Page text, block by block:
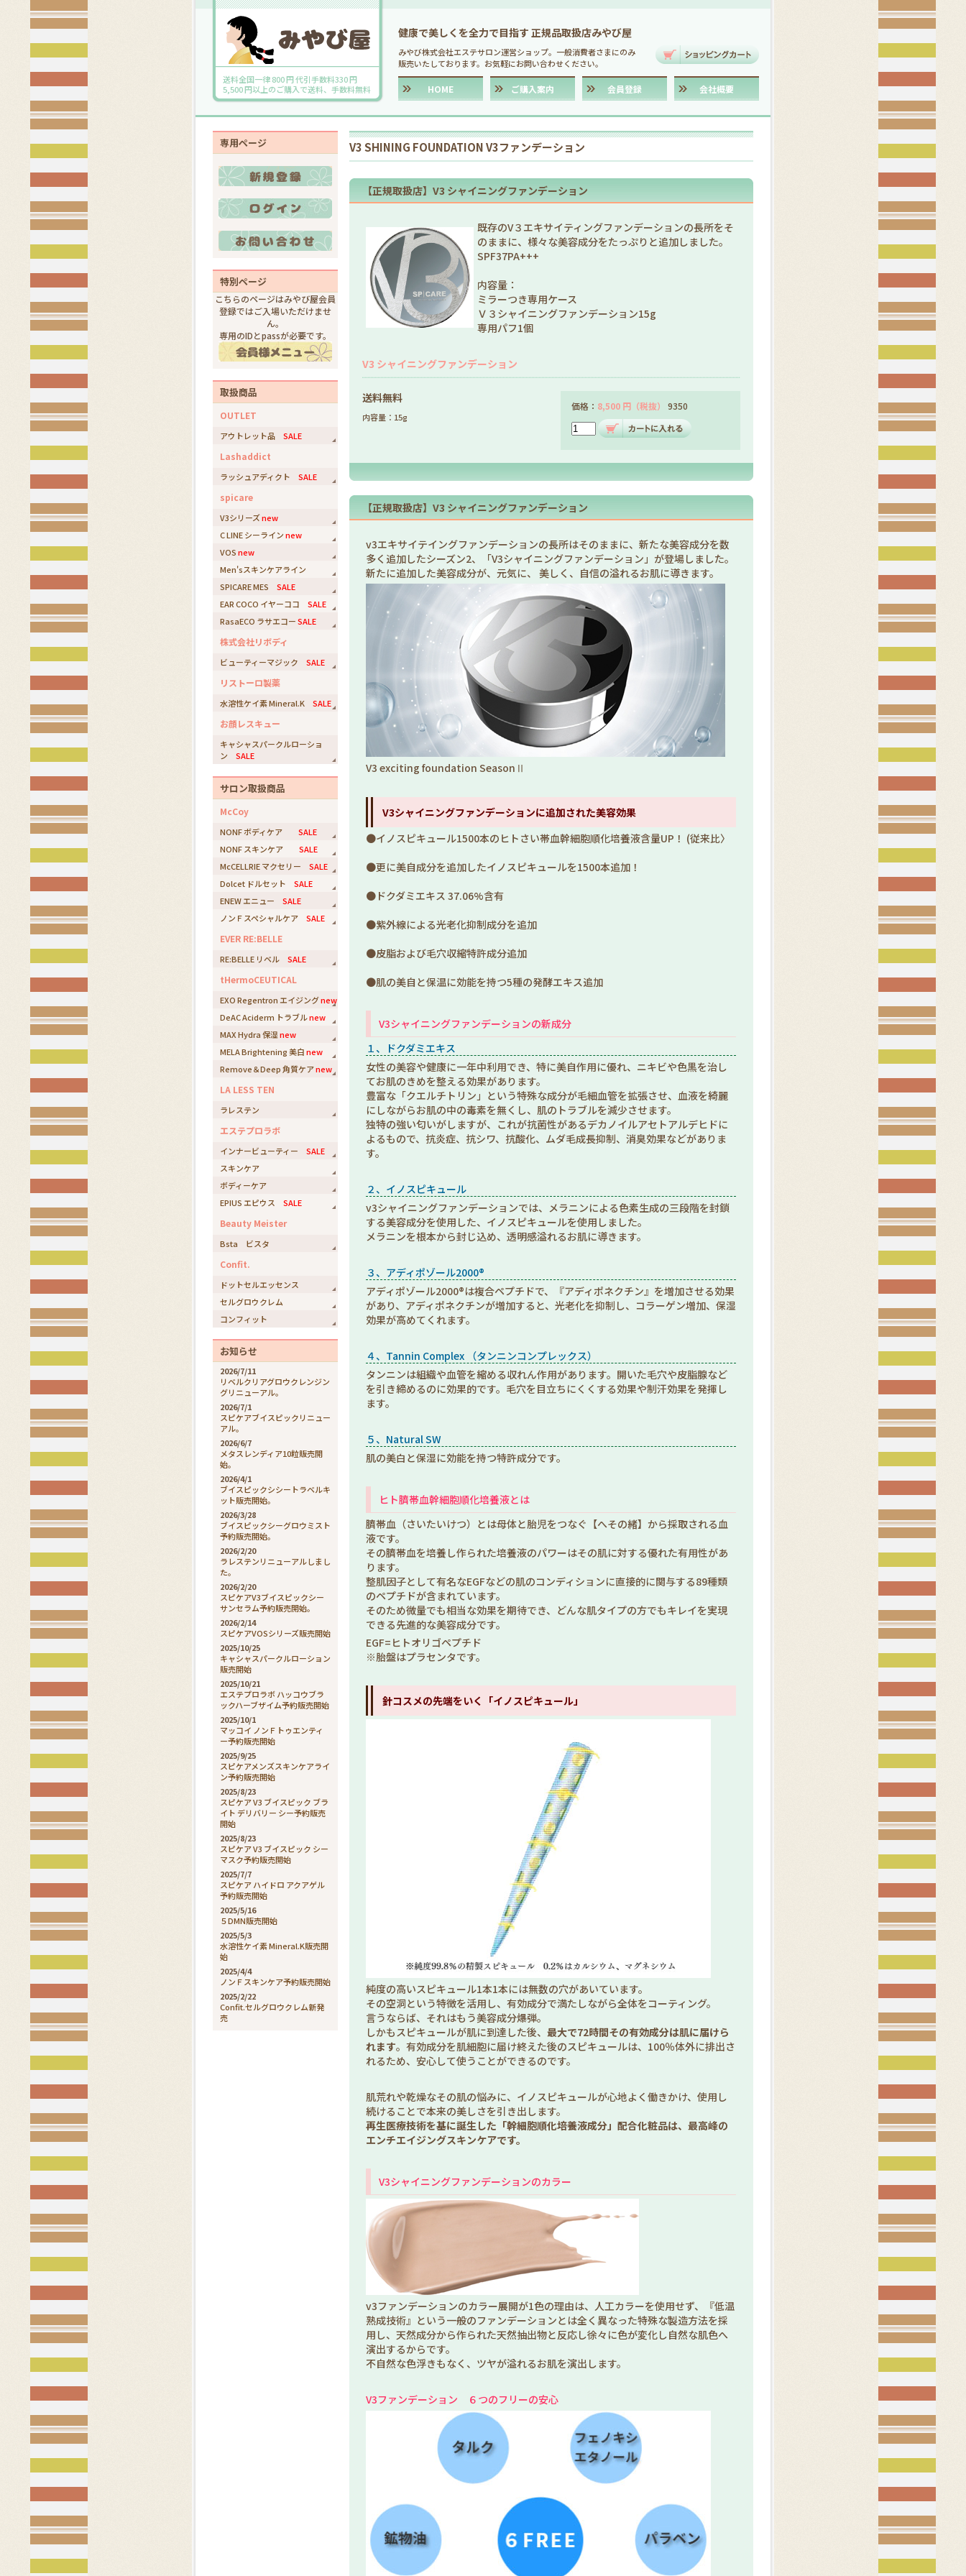
送料全国一律 800 円 代引手数料330 円
5,500 円以上のご購入で送料、手数料無料
健康で美しくを全力で目指す 正規品取扱店みやび屋
みやび株式会社エステサロン運営ショップ。一般消費者さまにのみ
販売いたしております。お気軽にお問い合わせください。
HOME ご購入案内 会員登録 会社概要
専用ページ
特別ページ
こちらのページはみやび屋会員
登録ではご入場いただけませ
ん。
専用のIDとpassが必要です。
取扱商品
OUTLET
アウトレット品 SALE
Lashaddict
ラッシュアディクト SALE
spicare
V3シリーズnew
C LINE シーラインnew
VOSnew
Men'sスキンケアライン
SPICARE MES SALE
EAR COCO イヤーココ SALE
RasaECO ラサエコーSALE
株式会社リボディ
ビューティーマジック SALE
リストーロ製薬
水溶性ケイ素 Mineral.K SALE
お顔レスキュー
キャシャスパークルローショ
ン SALE
サロン取扱商品
McCoy
NONF ボディケア SALE
NONF スキンケア SALE
McCELLRIE マクセリー SALE
Dolcet ドルセット SALE
ENEW エニュー SALE
ノンＦスペシャルケア SALE
EVER RE:BELLE
RE:BELLE リベル SALE
tHermoCEUTICAL
EXO Regentron エイジングnew
DeAC Aciderm トラブルnew
MAX Hydra 保湿new
MELA Brightening 美白new
Remove＆Deep 角質ケアnew
LA LESS TEN
ラレステン
エステプロラボ
インナービューティー SALE
スキンケア
ボディーケア
EPIUS エピウス SALE
Beauty Meister
Bsta ビスタ
Confit.
ドットセルエッセンス
セルグロウクレム
コンフィット
お知らせ
2026/7/11
リベルクリアグロウクレンジン
グリニューアル。
2026/7/1
スピケアブイスピックリニュー
アル。
2026/6/7
メタスレンディア10粒販売開
始。
2026/4/1
ブイスピックシシートラベルキ
ット販売開始。
2026/3/28
ブイスピックシーグロウミスト
予約販売開始。
2026/2/20
ラレステンリニューアルしまし
た。
2026/2/20
スピケアV3ブイスピックシー
サンセラム予約販売開始。
2026/2/14
スピケアVOSシリーズ販売開始
2025/10/25
キャシャスパークルローション
販売開始
2025/10/21
エステプロラボ ハッコウブラ
ックハーブザイム予約販売開始
2025/10/1
マッコイ ノンＦトゥエンティ
ー予約販売開始
2025/9/25
スピケアメンズスキンケアライ
ン予約販売開始
2025/8/23
スピケア V3 ブイスピック ブラ
イト デリバリー シー予約販売
開始
2025/8/23
スピケア V3 ブイスピック シー
マスク予約販売開始
2025/7/7
スピケア ハイドロ アクアゲル
予約販売開始
2025/5/16
５DMN販売開始
2025/5/3
水溶性ケイ素 Mineral.K販売開
始
2025/4/4
ノンＦスキンケア予約販売開始
2025/2/22
Confit.セルグロウクレム新発
売
V3 SHINING FOUNDATION V3ファンデーション
【正規取扱店】V3 シャイニングファンデーション
既存のV３エキサイティングファンデーションの長所をそ
のままに、様々な美容成分をたっぷりと追加しました。
SPF37PA+++
内容量：
ミラーつき専用ケース
Ｖ３シャイニングファンデーション15g
専用パフ1個
V3 シャイニングファンデーション
送料無料
内容量：15g
価格： 8,500 円（税抜） 9350
【正規取扱店】V3 シャイニングファンデーション
v3エキサイテイングファンデーションの長所はそのままに、新たな美容成分を数
多く追加したシーズン2、「V3シャイニングファンデーション」が登場しました。
新たに追加した美容成分が、元気に、 美しく、自信の溢れるお肌に導きます。
V3 exciting foundation SeasonⅡ
V3シャイニングファンデーションに追加された美容効果
●イノスピキュール1500本のヒトさい帯血幹細胞順化培養液含量UP！ (従来比〉
●更に美自成分を追加したイノスピキュールを1500本追加！
●ドクダミエキス 37.06%含有
●紫外線による光老化抑制成分を追加
●皮脂および毛穴収縮特許成分追加
●肌の美自と保温に効能を持つ5種の発酵エキス追加
V3シャイニングファンデーションの新成分
１、ドクダミエキス
女性の美容や健康に一年中利用でき、特に美自作用に優れ、ニキビや色黒を治し
てお肌のきめを整える効果があります。
豊富な「クエルチトリン」という特殊な成分が毛細血管を拡張させ、血液を綺麗
にしながらお肌の中の毒素を無くし、肌のトラブルを減少させます。
独特の強い匂いがしますが、これが抗菌性があるデカノイルアセトアルデヒドに
よるもので、抗炎症、抗シワ、抗酸化、ムダ毛成長抑制、消臭効果などがありま
す。
２、イノスピキュール
v3シャイニングファンデーションでは、メラニンによる色素生成の三段階を封鎖
する美容成分を使用した、イノスピキュールを使用しました。
メラニンを根本から封じ込め、透明感溢れるお肌に導きます。
３、アディポゾール2000®
アディポゾール2000®は複合ペプチドで、『アディポネクチン』を増加させる効果
があり、アディポネクチンが増加すると、光老化を抑制し、コラーゲン増加、保湿
効果が高めてくれます。
４、Tannin Complex （タンニンコンプレックス）
タンニンは組織や血管を縮める収れん作用があります。開いた毛穴や皮脂腺など
を引き締めるのに効果的です。毛穴を目立ちにくくする効果や制汗効果を発揮し
ます。
５、Natural SW
肌の美白と保湿に効能を持つ特許成分です。
ヒト臍帯血幹細胞順化培養液とは
臍帯血（さいたいけつ）とは母体と胎児をつなぐ【へその緒】から採取される血
液です。
その臍帯血を培養し作られた培養液のパワーはその肌に対する優れた有用性があ
ります。
整肌因子として有名なEGFなどの肌のコンディションに直接的に関与する89種類
のペプチドが含まれています。
そのため微量でも相当な効果を期待でき、どんな肌タイプの方でもキレイを実現
できる先進的な美容成分です。
EGF=ヒトオリゴペプチド
※胎盤はプラセンタです。
針コスメの先端をいく「イノスピキュール」
純度の高いスピキュール1本1本には無数の穴があいています。
その空洞という特徴を活用し、有効成分で満たしながら全体をコーティング。
言うならば、それはもう美容成分爆弾。
しかもスピキュールが肌に到達した後、 最大で72時間その有効成分は肌に届けら
れます。有効成分を肌細胞に届け終えた後のスピキュールは、100％体外に排出さ
れるため、安心して使うことができるのです。
肌荒れや乾燥なその肌の悩みに、イノスピキュールが心地よく働きかけ、使用し
続けることで本来の美しさを引き出します。
再生医療技術を基に誕生した「幹細胞順化培養液成分」配合化粧品は、最高峰の
エンチエイジングスキンケアです。
V3シャイニングファンデーションのカラー
v3ファンデーションのカラー展開が1色の理由は、人工カラーを使用せず、『低温
熟成技術』という一般のファンデーションとは全く異なった特殊な製造方法を採
用し、天然成分から作られた天然抽出物と反応し徐々に色が変化し自然な肌色へ
演出するからです。
不自然な色浮きもなく、ツヤが溢れるお肌を演出します。
V3ファンデーション ６つのフリーの安心